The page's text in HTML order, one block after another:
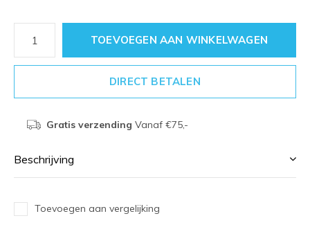
TOEVOEGEN AAN WINKELWAGEN
DIRECT BETALEN
Gratis verzending Vanaf €75,-
Beschrijving
Toevoegen aan vergelijking